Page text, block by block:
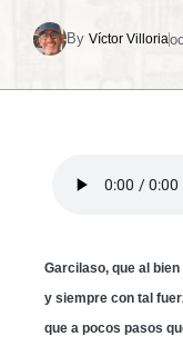
By Víctor Villoria
Garcilaso, que al
y siempre con tal
que a pocos pasos